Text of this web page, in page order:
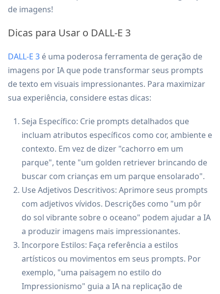
de imagens!
Dicas para Usar o DALL-E 3
DALL-E 3 é uma poderosa ferramenta de geração de
imagens por IA que pode transformar seus prompts
de texto em visuais impressionantes. Para maximizar
sua experiência, considere estas dicas:
Seja Específico: Crie prompts detalhados que
incluam atributos específicos como cor, ambiente e
contexto. Em vez de dizer "cachorro em um
parque", tente "um golden retriever brincando de
buscar com crianças em um parque ensolarado".
Use Adjetivos Descritivos: Aprimore seus prompts
com adjetivos vívidos. Descrições como "um pôr
do sol vibrante sobre o oceano" podem ajudar a IA
a produzir imagens mais impressionantes.
Incorpore Estilos: Faça referência a estilos
artísticos ou movimentos em seus prompts. Por
exemplo, "uma paisagem no estilo do
Impressionismo" guia a IA na replicação de